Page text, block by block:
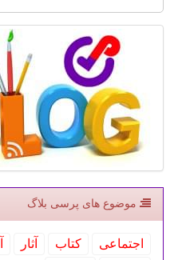
موضوع های پرسی بلاگ
اجتماعی كتاب آثار